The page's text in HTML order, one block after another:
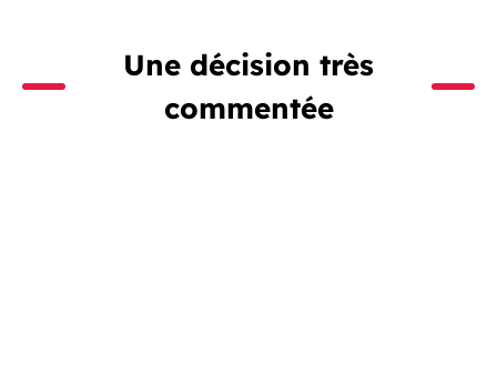
Une décision très
commentée